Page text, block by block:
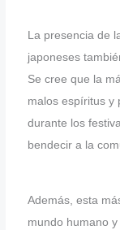
La presencia de
japoneses
Se cree que la
malos espíritus y
durante los
bendecir a la
Además, esta
mundo humano